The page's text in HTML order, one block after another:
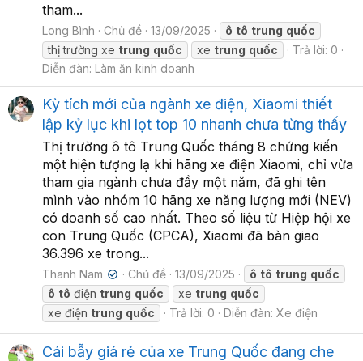
tham...
Long Bình Chủ đề 13/09/2025 ô tô trung quốc
thị trường xe trung quốc xe trung quốc
Trả lời: 0
Diễn đàn: Làm ăn kinh doanh
Kỳ tích mới của ngành xe điện, Xiaomi thiết
lập kỷ lục khi lọt top 10 nhanh chưa từng thấy
Thị trường ô tô Trung Quốc tháng 8 chứng kiến
một hiện tượng lạ khi hãng xe điện Xiaomi, chỉ vừa
tham gia ngành chưa đầy một năm, đã ghi tên
mình vào nhóm 10 hãng xe năng lượng mới (NEV)
có doanh số cao nhất. Theo số liệu từ Hiệp hội xe
con Trung Quốc (CPCA), Xiaomi đã bàn giao
36.396 xe trong...
Thanh Nam ✔ Chủ đề 13/09/2025 ô tô trung quốc
ô tô điện trung quốc xe trung quốc
xe điện trung quốc Trả lời: 0 Diễn đàn: Xe điện
Cái bẫy giá rẻ của xe Trung Quốc đang che